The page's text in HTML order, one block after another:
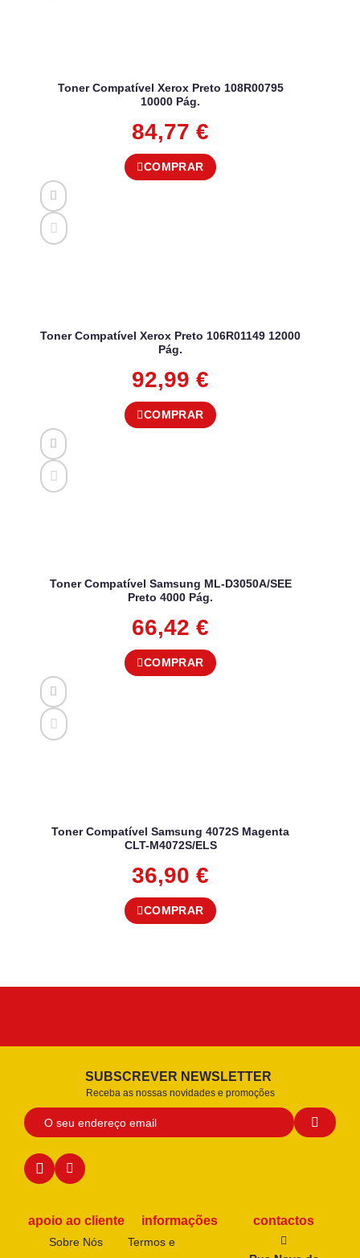
Toner Compatível Xerox Preto 108R00795
10000 Pág.
84,77 €
COMPRAR
Toner Compatível Xerox Preto 106R01149 12000
Pág.
92,99 €
COMPRAR
Toner Compatível Samsung ML-D3050A/SEE
Preto 4000 Pág.
66,42 €
COMPRAR
Toner Compatível Samsung 4072S Magenta
CLT-M4072S/ELS
36,90 €
COMPRAR
SUBSCREVER NEWSLETTER
Receba as nossas novidades e promoções
apoio ao cliente
Sobre Nós
informações
Termos e
contactos